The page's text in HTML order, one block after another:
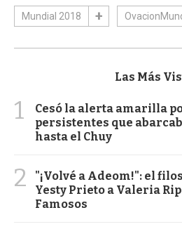
Mundial 2018
Las Más
1
Cesó la alerta amarilla
persistentes que
hasta el Chuy
2
"¡Volvé a Adeom!": el
Yesty Prieto a Valeria
Famosos